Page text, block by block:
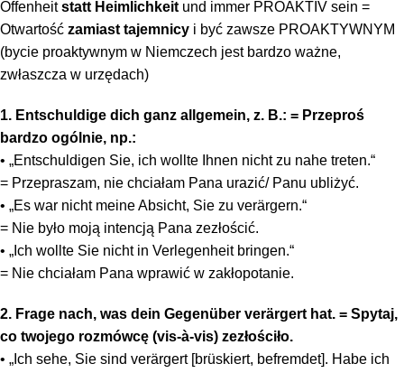
Offenheitstatt Heimlichkeit und immer PROAKTIV sein =
Otwartość zamiast tajemnicy i być zawsze PROAKTYWNYM
(bycie proaktywnym w Niemczech jest bardzo ważne,
zwłaszcza w urzędach)
1. Entschuldige dich ganz allgemein, z. B.: = Przeproś
bardzo ogólnie, np.:
• „Entschuldigen Sie, ich wollte Ihnen nicht zu nahe treten.“
= Przepraszam, nie chciałam Pana urazić/ Panu ubliżyć.
• „Es war nicht meine Absicht, Sie zu verärgern.“
= Nie było moją intencją Pana zezłościć.
• „Ich wollte Sie nicht in Verlegenheit bringen.“
= Nie chciałam Pana wprawić w zakłopotanie.
2. Frage nach, was dein Gegenüber verärgert hat. = Spytaj,
co twojego rozmówcę (vis-à-vis) zezłościło.
• „Ich sehe, Sie sind verärgert [brüskiert, befremdet]. Habe ich